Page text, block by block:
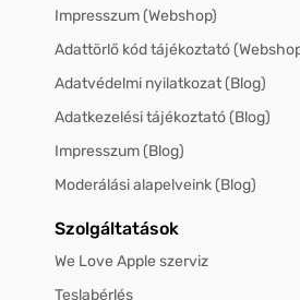
Impresszum (Webshop)
Adattörlő kód tájékoztató
Adatvédelmi nyilatkozat (Blog)
Adatkezelési tájékoztató (Blog)
Impresszum (Blog)
Moderálási alapelveink (Blog)
Szolgáltatások
We Love Apple szerviz
Teslabérlés